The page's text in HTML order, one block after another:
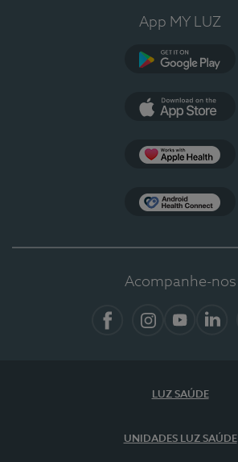
App MY LUZ
Acompanhe-nos
LUZ SAÚDE
UNIDADES LUZ SAÚDE